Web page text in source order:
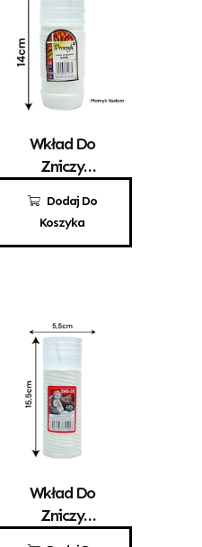
Dodaj Do
Koszyka
Wkład Do
Zniczy
Promyk 2
2,80 zł
Wkład Do
Zniczy
3,40 zł